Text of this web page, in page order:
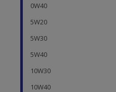
0W40
5W20
5W30
5W40
10W30
10W40